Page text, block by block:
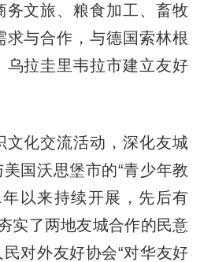
务文旅、粮食加工、畜牧
求与合作，与德国索林根
乌拉圭里韦拉市建立友好
化交流活动，深化友城
国沃思堡市的“青少年教
以来持续开展，先后有
实了两地友城合作的民意
对外友好协会“对华友好